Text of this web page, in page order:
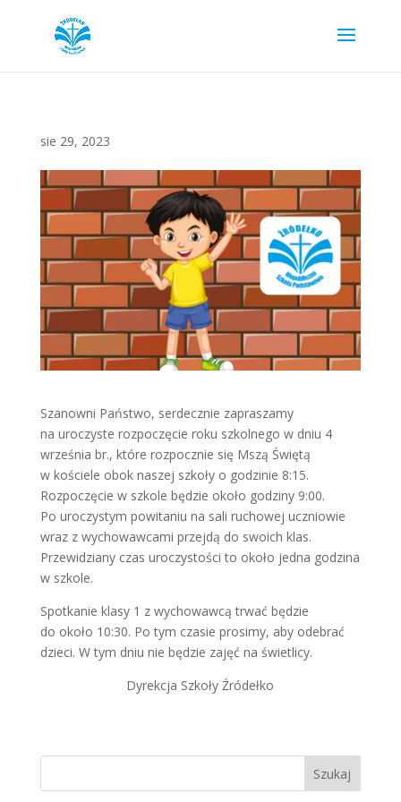
sie 29, 2023
Szanowni Państwo, serdecznie zapraszamy
na uroczyste rozpoczęcie roku szkolnego w dniu 4
września br., które rozpocznie się Mszą Świętą
w kościele obok naszej szkoły o godzinie 8:15.
Rozpoczęcie w szkole będzie około godziny 9:00.
Po uroczystym powitaniu na sali ruchowej uczniowie
wraz z wychowawcami przejdą do swoich klas.
Przewidziany czas uroczystości to około jedna godzina
w szkole.
Spotkanie klasy 1 z wychowawcą trwać będzie
do około 10:30. Po tym czasie prosimy, aby odebrać
dzieci. W tym dniu nie będzie zajęć na świetlicy.
Dyrekcja Szkoły Źródełko